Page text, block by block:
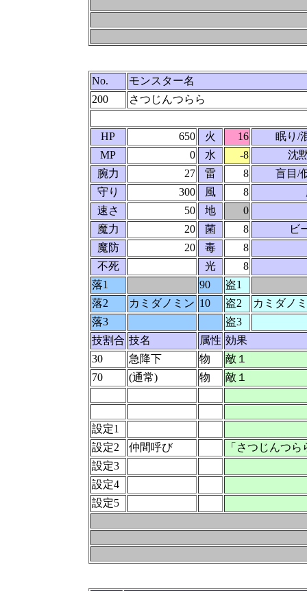
No.
モンスター名
200
さつじんつらら
HP 650 火 16
眠り/
MP
0 水 -8
沈
腕力
27 雷 8
盲目/
守り
300 風 8
速さ
50 地
0
魔力
20 菌 8
ビ
魔防
20 毒
8
不死
光
8
落1
90
盗1
落2
カミダノミン 10 盗2
カミダノ
落3
盗3
技割合 技名 属性 効果
30
急降下 物
敵１
70
(通常) 物 敵１
設定1
設定2
仲間呼び
「さつじんつ
設定3
設定4
設定5